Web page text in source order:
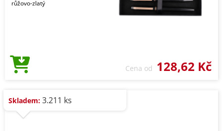
růžovo-zlatý
Cena od 128,62 Kč
Skladem: 3.211 ks